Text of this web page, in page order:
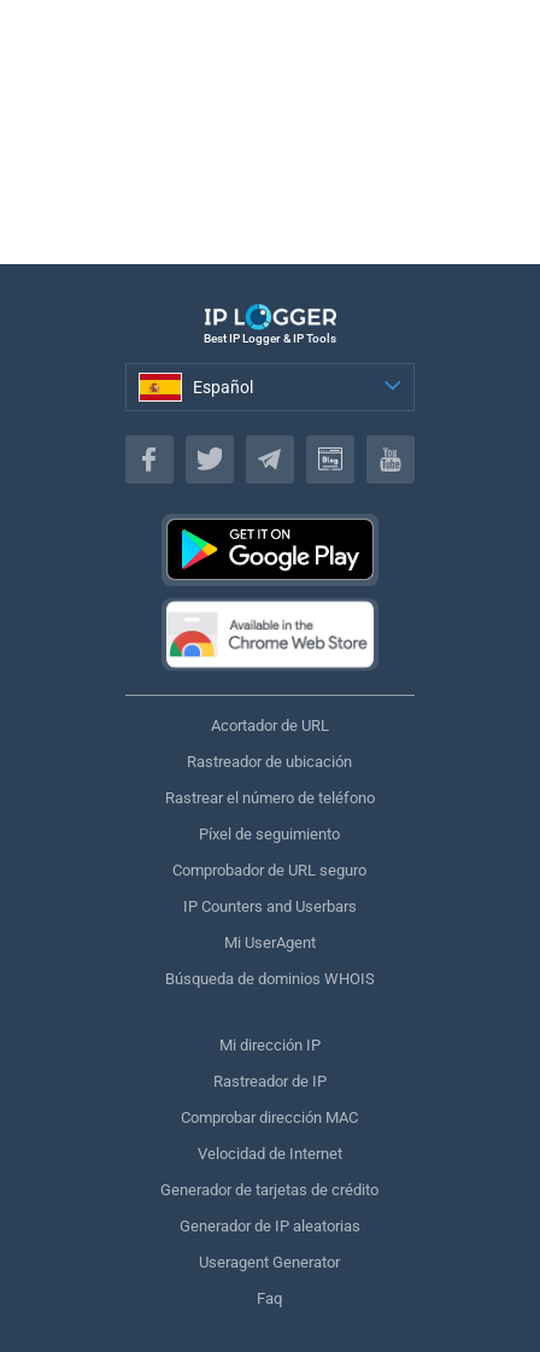
Best IP Logger & IP Tools
Español
Español
Acortador de URL
Rastreador de ubicación
Rastrear el número de teléfono
Píxel de seguimiento
Comprobador de URL seguro
IP Counters and Userbars
Mi UserAgent
Búsqueda de dominios WHOIS
Mi dirección IP
Rastreador de IP
Comprobar dirección MAC
Velocidad de Internet
Generador de tarjetas de crédito
Generador de IP aleatorias
Useragent Generator
Faq